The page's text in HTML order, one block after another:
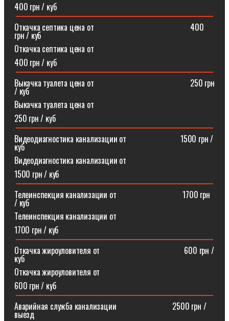
400 грн / куб
Откачка септика цена от⠀⠀⠀⠀⠀⠀⠀⠀⠀⠀⠀⠀⠀⠀⠀⠀400
грн / куб
Откачка септика цена от
400 грн / куб
Выкачка туалета цена от⠀⠀⠀⠀⠀⠀⠀⠀⠀⠀⠀⠀⠀⠀⠀⠀250 грн
/ куб
Выкачка туалета цена от
250 грн / куб
Видеодиагностика канализации от⠀⠀⠀⠀⠀⠀⠀⠀⠀1500 грн /
куб
Видеодиагностика канализации от
1500 грн / куб
Телеинспекция канализации от⠀⠀⠀⠀⠀⠀⠀⠀⠀⠀⠀1700 грн
/ куб
Телеинспекция канализации от
1700 грн / куб
Откачка жироуловителя от⠀⠀⠀⠀⠀⠀⠀⠀⠀⠀⠀⠀⠀⠀600 грн /
куб
Откачка жироуловителя от
600 грн / куб
Аварийная служба канализации ⠀⠀⠀⠀⠀⠀⠀⠀⠀2500 грн /
выезд